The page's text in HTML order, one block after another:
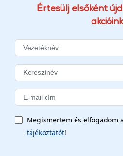
Értesülj elsőként
Megismertem és elfogadom
tájékoztatót!